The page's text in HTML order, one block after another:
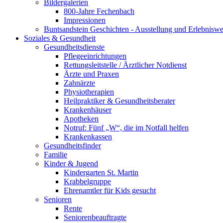
Bildergalerien
800-Jahre Fechenbach
Impressionen
Buntsandstein Geschichten - Ausstellung und
Soziales & Gesundheit
Gesundheitsdienste
Pflegeeinrichtungen
Rettungsleitstelle / Ärztlicher Notdienst
Ärzte und Praxen
Zahnärzte
Physiotherapien
Heilpraktiker & Gesundheitsberater
Krankenhäuser
Apotheken
Notruf: Fünf „W“, die im Notfall helfen
Krankenkassen
Gesundheitsfinder
Familie
Kinder & Jugend
Kindergarten St. Martin
Krabbelgruppe
Ehrenamtler für Kids gesucht
Senioren
Rente
Seniorenbeauftragte